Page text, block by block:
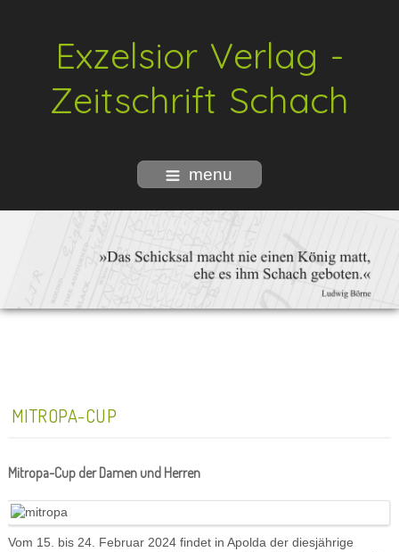
Exzelsior Verlag -
Zeitschrift Schach
menu
MITROPA-CUP
Mitropa-Cup der Damen und Herren
Vom 15. bis 24. Februar 2024 findet in Apolda der diesjährige